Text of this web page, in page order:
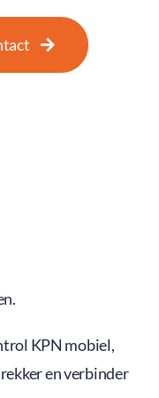
KPN mobiel,
en verbinder